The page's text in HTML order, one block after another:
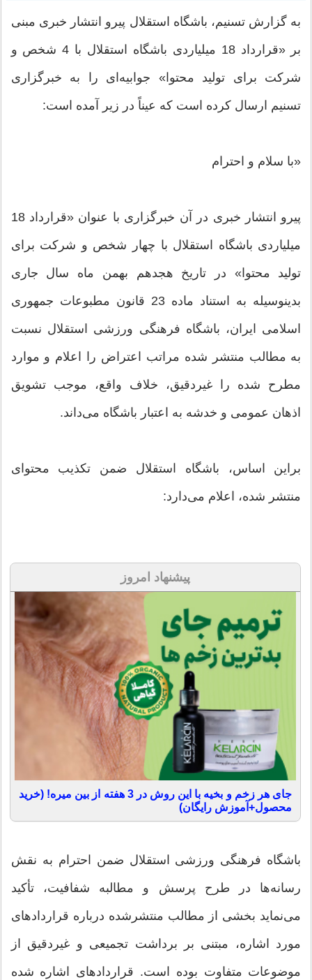
به گزارش تسنیم، باشگاه استقلال پیرو انتشار خبری مبنی
بر «قرارداد 18 میلیاردی باشگاه استقلال با 4 شخص و
شرکت برای تولید محتوا» جوابیه‌ای را به خبرگزاری
تسنیم ارسال کرده است که عیناً در زیر آمده است:
«با سلام و احترام
پیرو انتشار خبری در آن خبرگزاری با عنوان «قرارداد 18
میلیاردی باشگاه استقلال با چهار شخص و شرکت برای
تولید محتوا» در تاریخ هجدهم بهمن ماه سال جاری
بدینوسیله به استناد ماده 23 قانون مطبوعات جمهوری
اسلامی ایران، باشگاه فرهنگی ورزشی استقلال نسبت
به مطالب منتشر شده مراتب اعتراض را اعلام و موارد
مطرح شده را غیردقیق، خلاف واقع، موجب تشویق
اذهان عمومی و خدشه به اعتبار باشگاه می‌داند.
براین اساس، باشگاه استقلال ضمن تکذیب محتوای
منتشر شده، اعلام می‌دارد:
پیشنهاد امروز
جای هر زخم و بخیه با این روش در 3 هفته از بین میره! (خرید
محصول+آموزش رایگان)
باشگاه فرهنگی ورزشی استقلال ضمن احترام به نقش
رسانه‌ها در طرح پرسش و مطالبه شفافیت، تأکید
می‌نماید بخشی از مطالب منتشرشده درباره قراردادهای
مورد اشاره، مبتنی بر برداشت تجمیعی و غیردقیق از
موضوعات متفاوت بوده است. قراردادهای اشاره شده